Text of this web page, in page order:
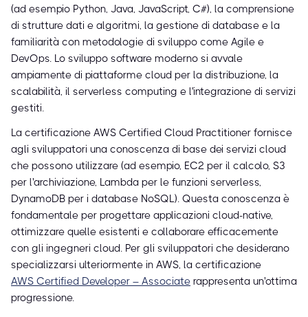
(ad esempio Python, Java, JavaScript, C#), la comprensione
di strutture dati e algoritmi, la gestione di database e la
familiarità con metodologie di sviluppo come Agile e
DevOps. Lo sviluppo software moderno si avvale
ampiamente di piattaforme cloud per la distribuzione, la
scalabilità, il serverless computing e l'integrazione di servizi
gestiti.
La certificazione AWS Certified Cloud Practitioner fornisce
agli sviluppatori una conoscenza di base dei servizi cloud
che possono utilizzare (ad esempio, EC2 per il calcolo, S3
per l'archiviazione, Lambda per le funzioni serverless,
DynamoDB per i database NoSQL). Questa conoscenza è
fondamentale per progettare applicazioni cloud-native,
ottimizzare quelle esistenti e collaborare efficacemente
con gli ingegneri cloud. Per gli sviluppatori che desiderano
specializzarsi ulteriormente in AWS, la certificazione
AWS Certified Developer – Associate rappresenta un'ottima
progressione.